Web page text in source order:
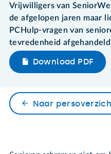
Vrijwilligers van
de afgelopen jaren maar
PCHulp-vragen van
tevredenheid
Download PDF
Naar